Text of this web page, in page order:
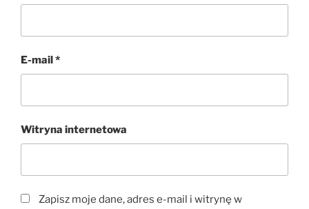
E-mail *
Witryna internetowa
Zapisz moje dane, adres e-mail i witrynę w